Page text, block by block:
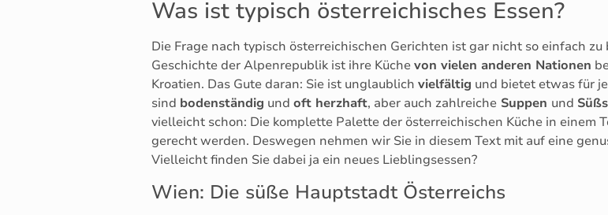
Was ist typisch österreichisches Essen?
Die Frage nach typisch österreichischen Gerichten ist gar nicht so einfach
Geschichte der Alpenrepublik ist ihre Küchevon vielen anderen Nationen
Kroatien. Das Gute daran: Sie ist unglaublich vielfältig und bietet etwas für
sind bodenständig und oft herzhaft, aber auch zahlreiche Suppen und
vielleicht schon: Die komplette Palette der österreichischen Küche in einem
gerecht werden. Deswegen nehmen wir Sie in diesem Text mit auf eine
Vielleicht finden Sie dabei ja ein neues Lieblingsessen?
Wien: Die süße Hauptstadt Österreichs